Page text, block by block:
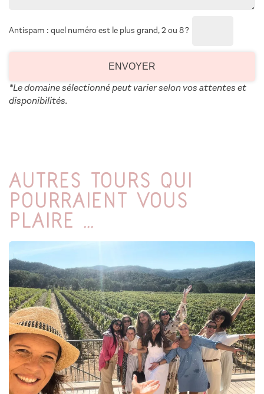
Antispam : quel numéro est le plus grand, 2 ou 8 ?
*Le domaine sélectionné peut varier selon vos attentes et
disponibilités.
Autres tours qui
pourraient vous
plaire ...